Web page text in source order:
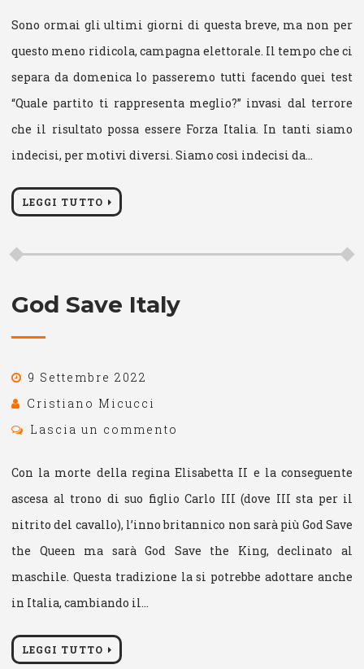
Sono ormai gli ultimi giorni di questa breve, ma non per
questo meno ridicola, campagna elettorale. Il tempo che ci
separa da domenica lo passeremo tutti facendo quei test
“Quale partito ti rappresenta meglio?” invasi dal terrore
che il risultato possa essere Forza Italia. In tanti siamo
indecisi, per motivi diversi. Siamo così indecisi da…
LEGGI TUTTO
God Save Italy
9 Settembre 2022
Cristiano Micucci
Lascia un commento
Con la morte della regina Elisabetta II e la conseguente
ascesa al trono di suo figlio Carlo III (dove III sta per il
nitrito del cavallo), l’inno britannico non sarà più God Save
the Queen ma sarà God Save the King, declinato al
maschile. Questa tradizione la si potrebbe adottare anche
in Italia, cambiando il…
LEGGI TUTTO